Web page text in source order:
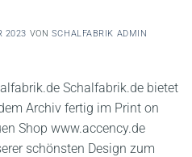
2023 VON SCHALFABRIK ADMIN
Schalfabrik.de bietet
Archiv fertig im Print on
Shop www.accency.de
schönsten Design zum